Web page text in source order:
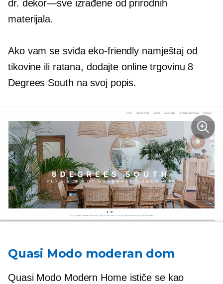
dr. dekor—sveizrađene od prirodnih
materijala.
Ako vam se sviđaeko-friendly namještaj od
tikovine ili ratana, dodajte online trgovinu 8
Degrees South na svoj popis.
Quasi Modo moderan dom
Quasi Modo Modern Home ističe se kao